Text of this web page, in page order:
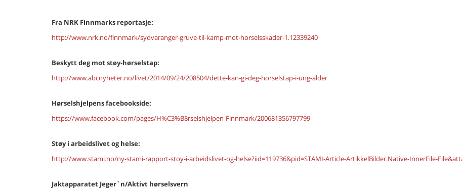
Fra NRK Finnmarks reportasje:
http://www.nrk.no/finnmark/sydvaranger-gruve-til-kamp-mot-horselsskader-1.12339240
Beskytt deg mot støy-hørselstap:
http://www.abcnyheter.no/livet/2014/09/24/208504/dette-kan-gi-deg-horselstap-i-ung-alder
Hørselshjelpens facebookside:
https://www.facebook.com/pages/H%C3%B8rselshjelpen-Finnmark/200681356797799
Støy i arbeidslivet og helse:
http://www.stami.no/ny-stami-rapport-stoy-i-arbeidslivet-og-helse?iid=119736&pid=STAMI-Article-ArtikkelBilder.Native-InnerFile-
Jaktapparatet Jeger`n/Aktivt hørselsvern